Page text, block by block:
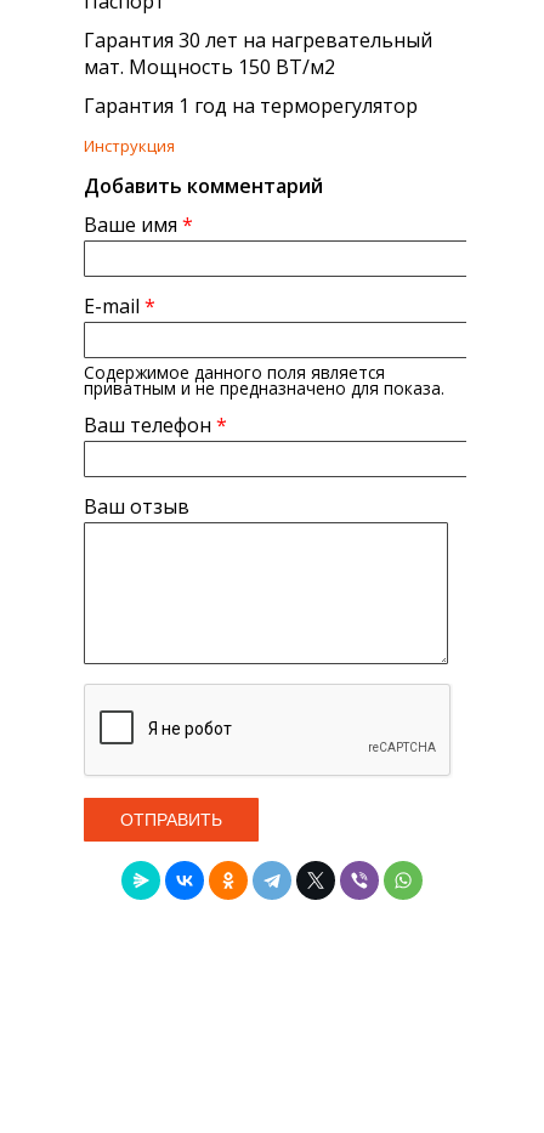
Гарантия 30 лет на нагревательный
мат. Мощность 150 ВТ/м2
Гарантия 1 год на терморегулятор
Инструкция
Добавить комментарий
Ваше имя *
E-mail *
Содержимое данного поля является
приватным и не предназначено для показа.
Ваш телефон *
Ваш отзыв